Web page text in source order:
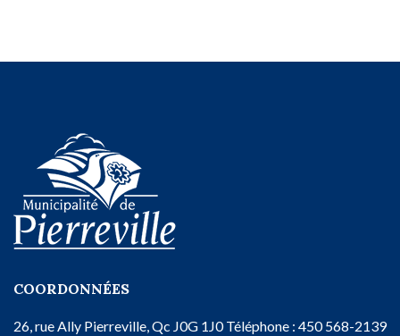
COORDONNÉES
26, rue Ally Pierreville, Qc J0G 1J0Téléphone : 450 568-2139